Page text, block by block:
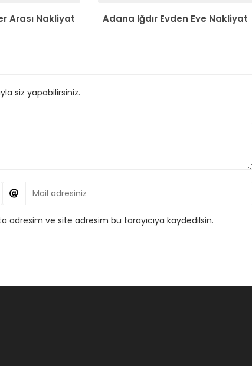
Arası Nakliyat Adana Iğdır Evden Eve Nakliyat
siz yapabilirsiniz.
adresim ve site adresim bu tarayıcıya kaydedilsin.